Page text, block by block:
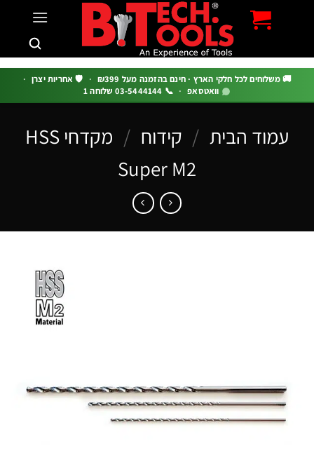
משלוחים לכל חלקי הארץ · חינם בהזמנה מעל ₪399 · 🛡️ אחריות יצרן ·
וואטסאפ · 📞 03-5444144 שלוחה 1
הבית / קידוח /
מקדחי HSS
Super M2